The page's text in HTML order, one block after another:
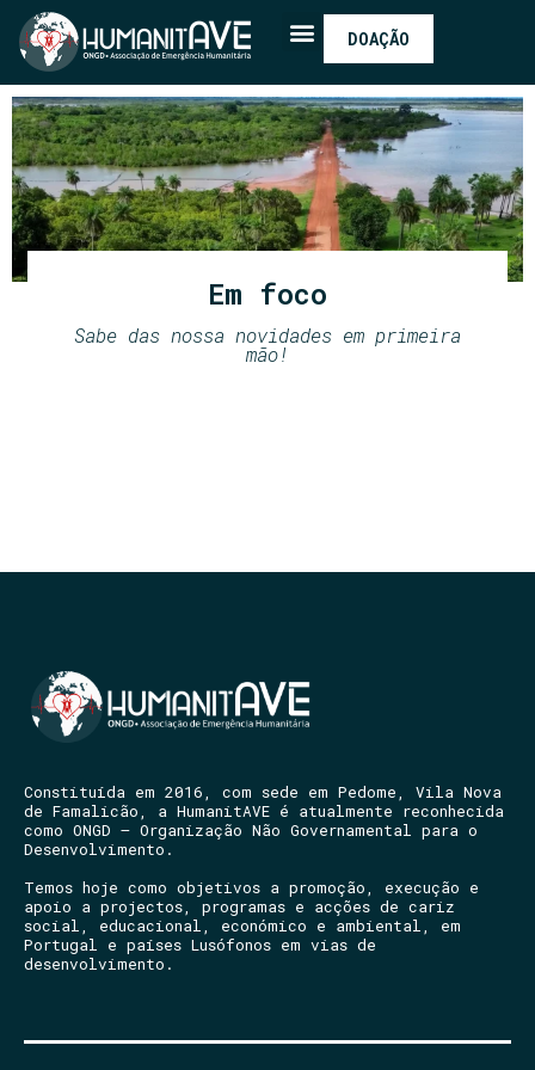
DOAÇÃO
Em foco
Sabe das nossa novidades em primeira
mão!
Constituída em 2016, com sede em Pedome, Vila Nova
de Famalicão, a HumanitAVE é atualmente reconhecida
como ONGD – Organização Não Governamental para o
Desenvolvimento.
Temos hoje como objetivos a promoção, execução e
apoio a projectos, programas e acções de cariz
social, educacional, económico e ambiental, em
Portugal e países Lusófonos em vias de
desenvolvimento.